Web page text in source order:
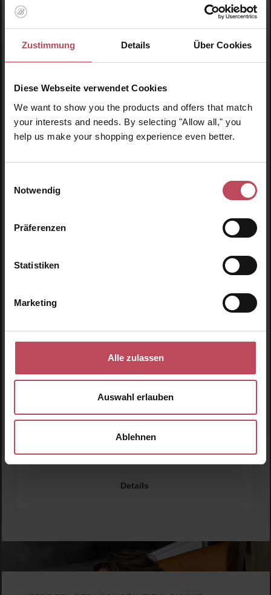
Zustimmung Details Über Cookies
Diese Webseite verwendet Cookies
We want to show you the products and offers that match
your interests and needs. By selecting "Allow all," you
help us make your shopping experience even better.
Notwendig
Präferenzen
Statistiken
Marketing
Alle zulassen
Auswahl erlauben
Ablehnen
Trick 4: Heiß-kaltes Wechselspiel
kalte Duschvergnügen ist vor allem ein großartiger
Schwung – und Sie fühlen sich im Handumdrehen fitter, stärker
und wunderbar energiegeladen.
Produktgalerie überspringen
Unsere Empfehlungen
Detox
0,00 €
Details